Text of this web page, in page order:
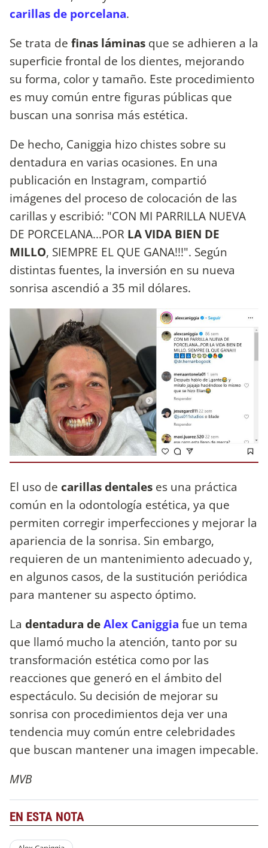
carillas de porcelana.
Se trata de finas láminas que se adhieren a la
superficie frontal de los dientes, mejorando
su forma, color y tamaño. Este procedimiento
es muy común entre figuras públicas que
buscan una sonrisa más estética.
De hecho, Caniggia hizo chistes sobre su
dentadura en varias ocasiones. En una
publicación en Instagram, compartió
imágenes del proceso de colocación de las
carillas y escribió: "CON MI PARRILLA NUEVA
DE PORCELANA...POR LA VIDA BIEN DE
MILLO, SIEMPRE EL QUE GANA!!!". Según
distintas fuentes, la inversión en su nueva
sonrisa ascendió a 35 mil dólares.
El uso de carillas dentales es una práctica
común en la odontología estética, ya que
permiten corregir imperfecciones y mejorar la
apariencia de la sonrisa. Sin embargo,
requieren de un mantenimiento adecuado y,
en algunos casos, de la sustitución periódica
para mantener su aspecto óptimo.
La dentadura deAlex Caniggia fue un tema
que llamó mucho la atención, tanto por su
transformación estética como por las
reacciones que generó en el ámbito del
espectáculo. Su decisión de mejorar su
sonrisa con procedimientos deja ver una
tendencia muy común entre celebridades
que buscan mantener una imagen impecable.
MVB
EN ESTA NOTA